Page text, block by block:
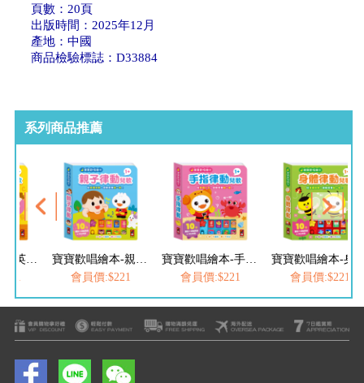
頁數：20頁
出版時間：2025年12月
產地：中國
商品檢驗標誌：D33884
系列商品推薦
寶寶歡唱繪本-親子律動兒歌
寶寶歡唱繪本-手指律動兒歌
會員價:$221
寶寶歡唱繪本-身體律動兒歌
會員價:$221
會員價:$221